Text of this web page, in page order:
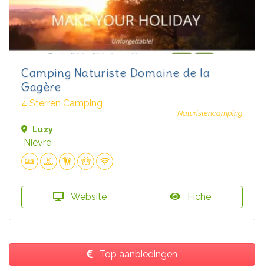
Camping Naturiste Domaine de la
Gagère
4 Sterren Camping
Naturistencamping
Luzy
Nièvre
Website Fiche
Top aanbiedingen